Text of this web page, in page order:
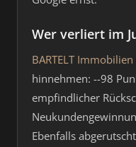
Wer verliert im
BARTELT Immobilien
hinnehmen: --98
empfindlicher
Ebenfalls